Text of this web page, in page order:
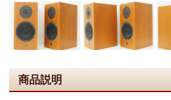
商品説明